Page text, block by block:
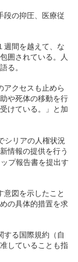
段の抑圧、医療従
週間を越えて、な
囲されている。人
る。
アクセスも止めら
や死体の移動を行
けている。」と加
シリアの人権状況
情報の提供を行う
プ報告書を提出す
意図を示したこと
の具体的措置を求
する国際規約（自
していることも指